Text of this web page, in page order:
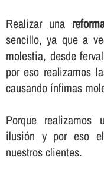
Realizar una
sencillo, ya que a
molestia, desde
por eso realizamos
causando í­nfimas
Porque realizamos
ilusión y por eso
nuestros clientes.